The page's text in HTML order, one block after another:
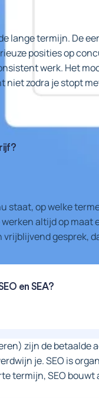
lange termijn. De
posities op
werk. Het
niet zodra je stopt
staat, op welke
altijd op
gesprek,
en SEA?
zijn de betaalde
je. SEO is
termijn, SEO